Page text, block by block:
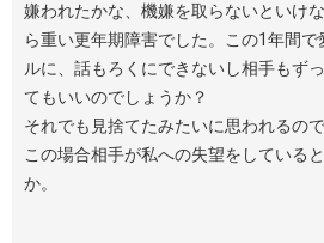
嫌われたかな、機嫌を取らないといけ
ら重い更年期障害でした。この1年間
ルに、話もろくにできないし相手もず
てもいいのでしょうか？
それでも見捨てたみたいに思われるの
この場合相手が私への失望をしている
か。